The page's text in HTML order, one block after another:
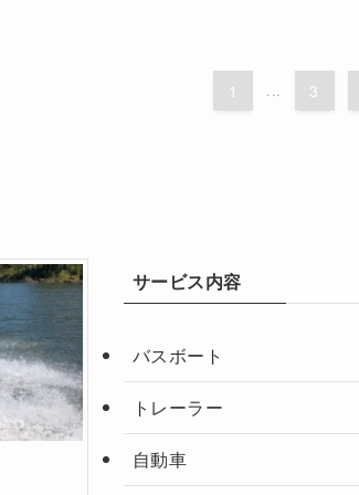
1 ... 3
サービス内容
バスボート
トレーラー
自動車